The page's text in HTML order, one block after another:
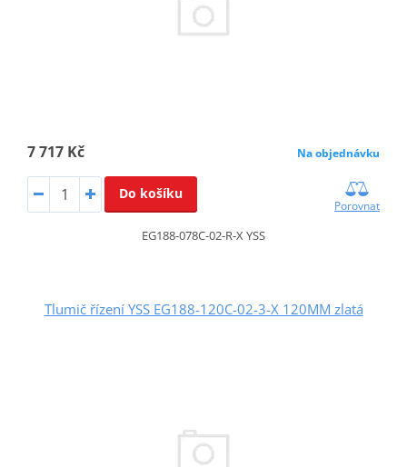
7 717 Kč Na objednávku
Do košíku
Porovnat
EG188-078C-02-R-X YSS
Tlumič řízení YSS EG188-120C-02-3-X 120MM zlatá